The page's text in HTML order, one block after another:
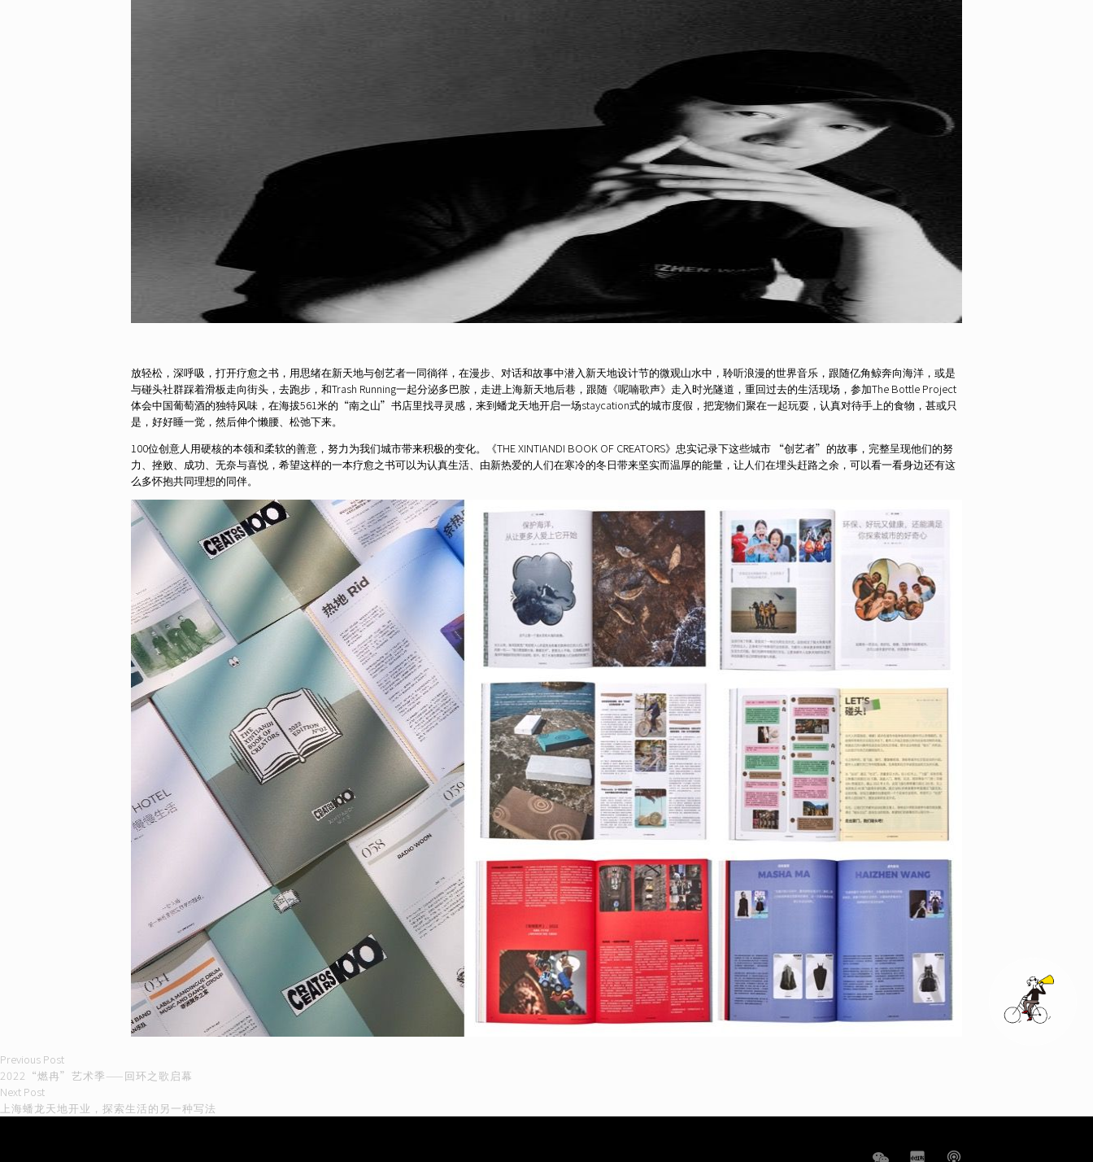
放轻松，深呼吸，打开疗愈之书，用思绪在新天地与创艺者一同徜徉，在漫步、对话和故事中潜入新天地设计节的微观山水中，聆听浪漫的世界音乐，跟随亿角鲸奔向海洋，或是
与碰头社群踩着滑板走向街头，去跑步，和Trash Running一起分泌多巴胺，走进上海新天地后巷，跟随《呢喃歌声》走入时光隧道，重回过去的生活现场，参加The Bottle Project
体会中国葡萄酒的独特风味，在海拔561米的“南之山”书店里找寻灵感，来到蟠龙天地开启一场staycation式的城市度假，把宠物们聚在一起玩耍，认真对待手上的食物，甚或只
是，好好睡一觉，然后伸个懒腰、松弛下来。
100位创意人用硬核的本领和柔软的善意，努力为我们城市带来积极的变化。《THE XINTIANDI BOOK OF CREATORS》忠实记录下这些城市 “创艺者”的故事，完整呈现他们的努
力、挫败、成功、无奈与喜悦，希望这样的一本疗愈之书可以为认真生活、由新热爱的人们在寒冷的冬日带来坚实而温厚的能量，让人们在埋头赶路之余，可以看一看身边还有这
么多怀抱共同理想的同伴。
Post
navigation
Previous PostPrevious
post:
2022“燃冉”艺术季——回环之歌启幕
Next PostNext
post:
上海蟠龙天地开业，探索生活的另一种写法